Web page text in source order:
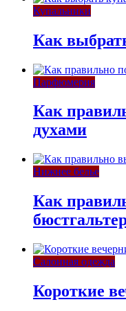
Купальники
Как
Парфюмерия
Как
духами
Нижнее белье
Как
Салонная одежда
Короткие